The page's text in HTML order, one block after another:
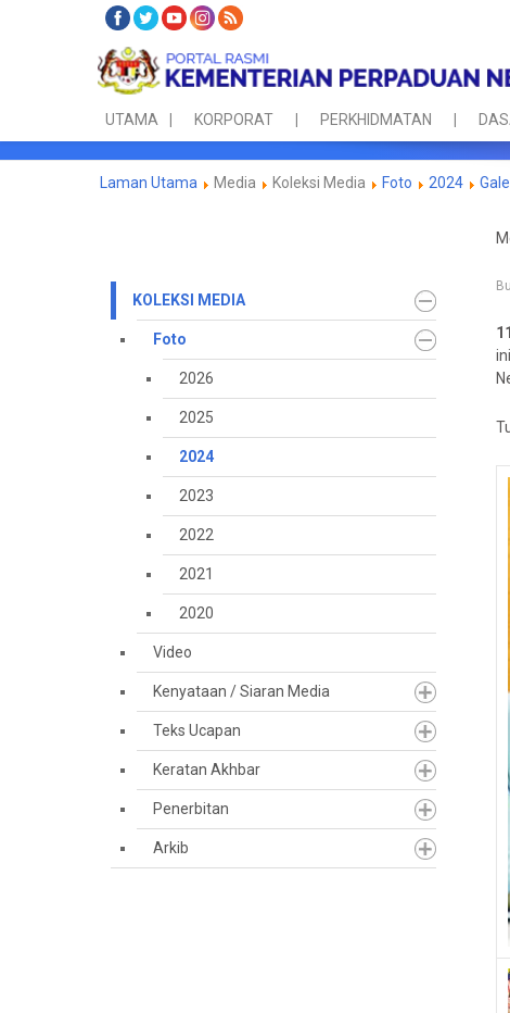
UTAMA KORPORAT PERKHIDMATAN
Laman Utama Media Koleksi Media Foto 2024
KOLEKSI MEDIA
Foto
2026
2025
2024
2023
2022
2021
2020
Video
Kenyataan / Siaran Media
Teks Ucapan
Keratan Akhbar
Penerbitan
Arkib